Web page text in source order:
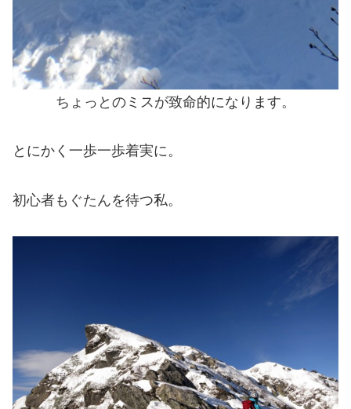
ちょっとのミスが致命的になります。
とにかく一歩一歩着実に。
初心者もぐたんを待つ私。